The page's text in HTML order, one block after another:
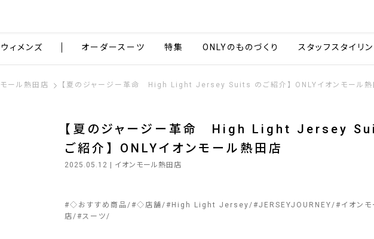
ブランド ONLY
ウィメンズ オーダースーツ 特集 ONLYのものづくり スタッフスタイリ
ール熱田店 【夏のジャージー革命 High Light Jersey Suits のご紹介】 ONLYイオンモール熱
【夏のジャージー革命 High Light Jersey
ご紹介】 ONLYイオンモール熱田店
2025.05.12 | イオンモール熱田店
#◇おすすめ商品 #◇店舗 # High Light Jersey #JERSEYJOURNEY #イオン
店
#スーツ